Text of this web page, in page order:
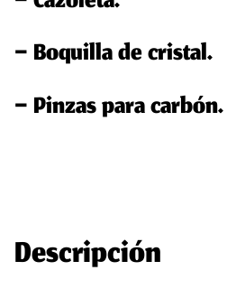
– Boquilla de cristal.
– Pinzas para carbón.
Descripción